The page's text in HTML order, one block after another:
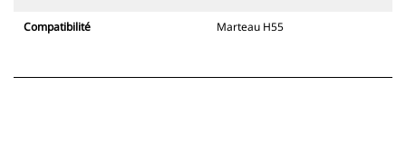
Compatibilité Marteau H55